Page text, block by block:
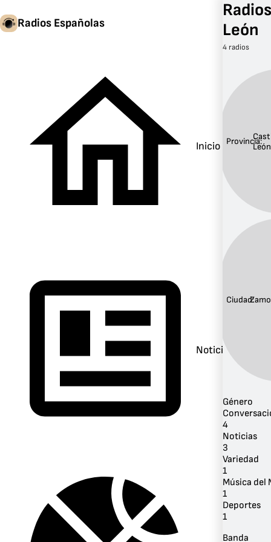
Radios Españolas
Inicio
Noticias
León
4 radios
Provincia:León
Ciudad:
Género
4
Noticias
3
Variedad
1
Música del
1
Deportes
1
Banda